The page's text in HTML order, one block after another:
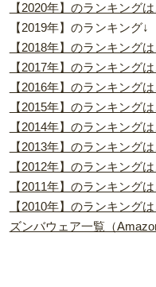
【2020年】のランキング
【2019年】のランキング↓
【2018年】のランキング
【2017年】のランキング
【2016年】のランキング
【2015年】のランキング
【2014年】のランキング
【2013年】のランキング
【2012年】のランキング
【2011年】のランキング
【2010年】のランキング
ズンバウェア一覧（